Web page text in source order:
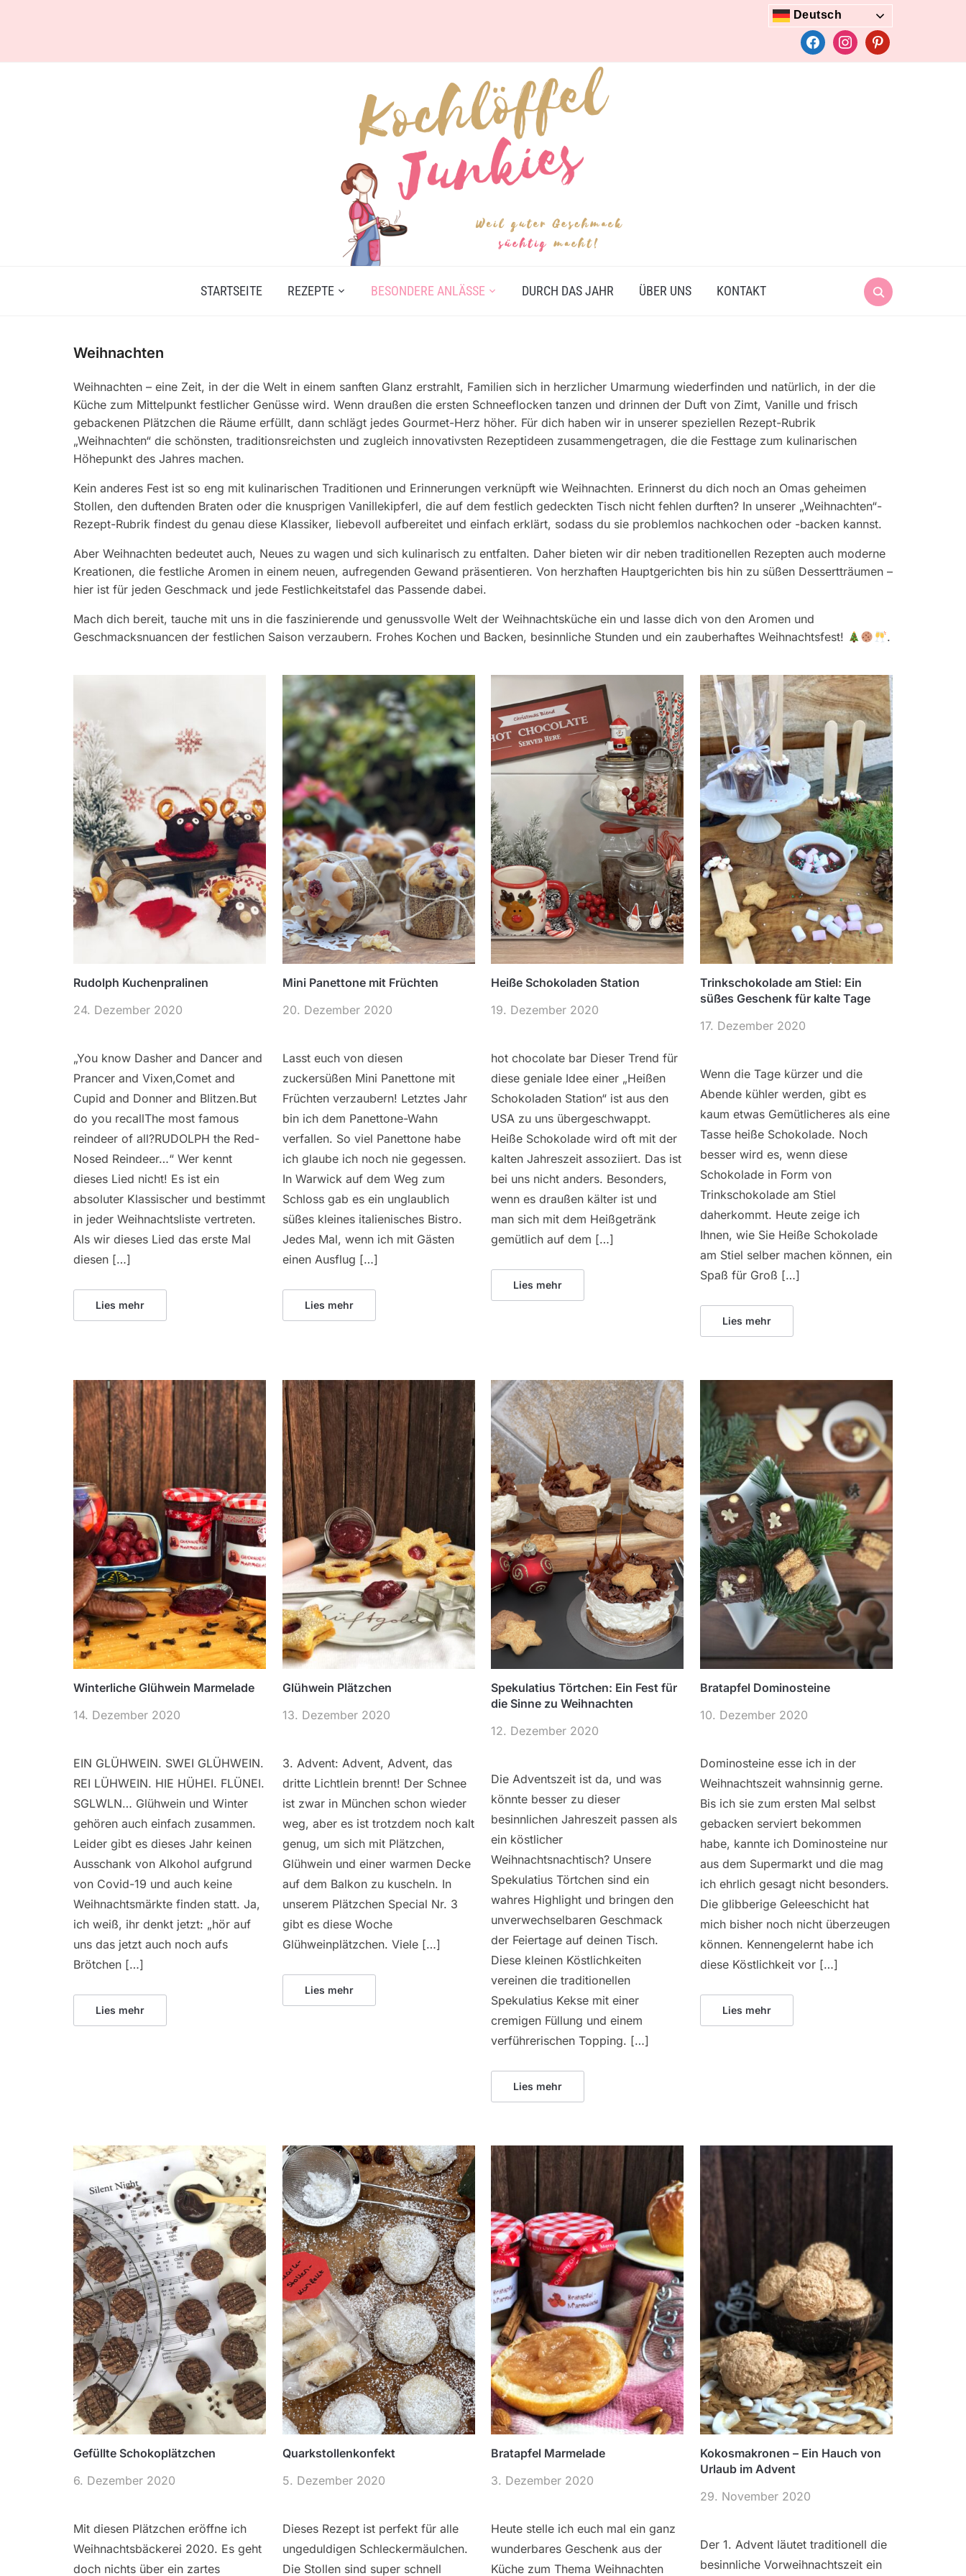
Deutsch
facebookinstagrampinterest
Search
for:
STARTSEITE REZEPTE BESONDERE ANLÄSSE DURCH DAS JAHR ÜBER UNS KONTAKT
Weihnachten
Weihnachten – eine Zeit, in der die Welt in einem sanften Glanz erstrahlt, Familien sich in herzlicher Umarmung wiederfinden und natürlich, in der die
Küche zum Mittelpunkt festlicher Genüsse wird. Wenn draußen die ersten Schneeflocken tanzen und drinnen der Duft von Zimt, Vanille und frisch
gebackenen Plätzchen die Räume erfüllt, dann schlägt jedes Gourmet-Herz höher. Für dich haben wir in unserer speziellen Rezept-Rubrik
„Weihnachten“ die schönsten, traditionsreichsten und zugleich innovativsten Rezeptideen zusammengetragen, die die Festtage zum kulinarischen
Höhepunkt des Jahres machen.
Kein anderes Fest ist so eng mit kulinarischen Traditionen und Erinnerungen verknüpft wie Weihnachten. Erinnerst du dich noch an Omas geheimen
Stollen, den duftenden Braten oder die knusprigen Vanillekipferl, die auf dem festlich gedeckten Tisch nicht fehlen durften? In unserer „Weihnachten“-
Rezept-Rubrik findest du genau diese Klassiker, liebevoll aufbereitet und einfach erklärt, sodass du sie problemlos nachkochen oder -backen kannst.
Aber Weihnachten bedeutet auch, Neues zu wagen und sich kulinarisch zu entfalten. Daher bieten wir dir neben traditionellen Rezepten auch moderne
Kreationen, die festliche Aromen in einem neuen, aufregenden Gewand präsentieren. Von herzhaften Hauptgerichten bis hin zu süßen Dessertträumen –
hier ist für jeden Geschmack und jede Festlichkeitstafel das Passende dabei.
Mach dich bereit, tauche mit uns in die faszinierende und genussvolle Welt der Weihnachtsküche ein und lasse dich von den Aromen und
Geschmacksnuancen der festlichen Saison verzaubern. Frohes Kochen und Backen, besinnliche Stunden und ein zauberhaftes Weihnachtsfest!
.
Rudolph Kuchenpralinen
24. Dezember 2020
„You know Dasher and Dancer and
Prancer and Vixen,Comet and
Cupid and Donner and Blitzen.But
do you recallThe most famous
reindeer of all?RUDOLPH the Red-
Nosed Reindeer…“ Wer kennt
dieses Lied nicht! Es ist ein
absoluter Klassischer und bestimmt
in jeder Weihnachtsliste vertreten.
Als wir dieses Lied das erste Mal
diesen […]
Lies mehr
Mini Panettone mit Früchten
20. Dezember 2020
Lasst euch von diesen
zuckersüßen Mini Panettone mit
Früchten verzaubern! Letztes Jahr
bin ich dem Panettone-Wahn
verfallen. So viel Panettone habe
ich glaube ich noch nie gegessen.
In Warwick auf dem Weg zum
Schloss gab es ein unglaublich
süßes kleines italienisches Bistro.
Jedes Mal, wenn ich mit Gästen
einen Ausflug […]
Lies mehr
Heiße Schokoladen Station
19. Dezember 2020
hot chocolate bar Dieser Trend für
diese geniale Idee einer „Heißen
Schokoladen Station“ ist aus den
USA zu uns übergeschwappt.
Heiße Schokolade wird oft mit der
kalten Jahreszeit assoziiert. Das ist
bei uns nicht anders. Besonders,
wenn es draußen kälter ist und
man sich mit dem Heißgetränk
gemütlich auf dem […]
Lies mehr
Trinkschokolade am Stiel: Ein
süßes Geschenk für kalte Tage
17. Dezember 2020
Wenn die Tage kürzer und die
Abende kühler werden, gibt es
kaum etwas Gemütlicheres als eine
Tasse heiße Schokolade. Noch
besser wird es, wenn diese
Schokolade in Form von
Trinkschokolade am Stiel
daherkommt. Heute zeige ich
Ihnen, wie Sie Heiße Schokolade
am Stiel selber machen können, ein
Spaß für Groß […]
Lies mehr
Winterliche Glühwein Marmelade
14. Dezember 2020
EIN GLÜHWEIN. SWEI GLÜHWEIN.
REI LÜHWEIN. HIE HÜHEI. FLÜNEI.
SGLWLN… Glühwein und Winter
gehören auch einfach zusammen.
Leider gibt es dieses Jahr keinen
Ausschank von Alkohol aufgrund
von Covid-19 und auch keine
Weihnachtsmärkte finden statt. Ja,
ich weiß, ihr denkt jetzt: „hör auf
uns das jetzt auch noch aufs
Brötchen […]
Lies mehr
Glühwein Plätzchen
13. Dezember 2020
3. Advent: Advent, Advent, das
dritte Lichtlein brennt! Der Schnee
ist zwar in München schon wieder
weg, aber es ist trotzdem noch kalt
genug, um sich mit Plätzchen,
Glühwein und einer warmen Decke
auf dem Balkon zu kuscheln. In
unserem Plätzchen Special Nr. 3
gibt es diese Woche
Glühweinplätzchen. Viele […]
Lies mehr
Spekulatius Törtchen: Ein Fest für
die Sinne zu Weihnachten
12. Dezember 2020
Die Adventszeit ist da, und was
könnte besser zu dieser
besinnlichen Jahreszeit passen als
ein köstlicher
Weihnachtsnachtisch? Unsere
Spekulatius Törtchen sind ein
wahres Highlight und bringen den
unverwechselbaren Geschmack
der Feiertage auf deinen Tisch.
Diese kleinen Köstlichkeiten
vereinen die traditionellen
Spekulatius Kekse mit einer
cremigen Füllung und einem
verführerischen Topping. […]
Lies mehr
Bratapfel Dominosteine
10. Dezember 2020
Dominosteine esse ich in der
Weihnachtszeit wahnsinnig gerne.
Bis ich sie zum ersten Mal selbst
gebacken serviert bekommen
habe, kannte ich Dominosteine nur
aus dem Supermarkt und die mag
ich ehrlich gesagt nicht besonders.
Die glibberige Geleeschicht hat
mich bisher noch nicht überzeugen
können. Kennengelernt habe ich
diese Köstlichkeit vor […]
Lies mehr
Gefüllte Schokoplätzchen
6. Dezember 2020
Mit diesen Plätzchen eröffne ich
Weihnachtsbäckerei 2020. Es geht
doch nichts über ein zartes
Quarkstollenkonfekt
5. Dezember 2020
Dieses Rezept ist perfekt für alle
ungeduldigen Schleckermäulchen.
Die Stollen sind super schnell
Bratapfel Marmelade
3. Dezember 2020
Heute stelle ich euch mal ein ganz
wunderbares Geschenk aus der
Küche zum Thema Weihnachten
Kokosmakronen – Ein Hauch von
Urlaub im Advent
29. November 2020
Der 1. Advent läutet traditionell die
besinnliche Vorweihnachtszeit ein